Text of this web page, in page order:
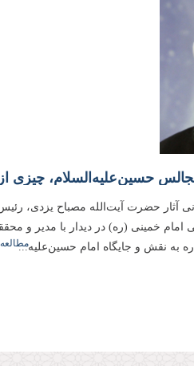
آثار حضرت آیت‌الله مصباح یزدی،
خمینی (ره) در دیدار با مدیر و
به نقش و جایگاه امام حسین‌علیه‌...